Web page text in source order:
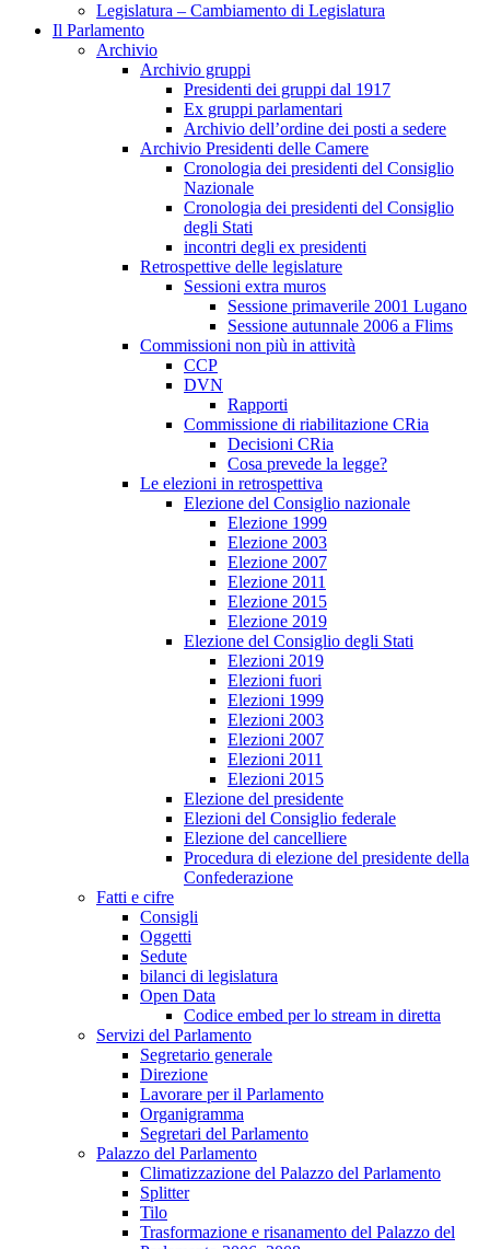
Legislatura – Cambiamento di Legislatura
Il Parlamento
Archivio
Archivio gruppi
Presidenti dei gruppi dal 1917
Ex gruppi parlamentari
Archivio dell’ordine dei posti a sedere
Archivio Presidenti delle Camere
Cronologia dei presidenti del Consiglio
Nazionale
Cronologia dei presidenti del Consiglio
degli Stati
incontri degli ex presidenti
Retrospettive delle legislature
Sessioni extra muros
Sessione primaverile 2001 Lugano
Sessione autunnale 2006 a Flims
Commissioni non più in attività
CCP
DVN
Rapporti
Commissione di riabilitazione CRia
Decisioni CRia
Cosa prevede la legge?
Le elezioni in retrospettiva
Elezione del Consiglio nazionale
Elezione 1999
Elezione 2003
Elezione 2007
Elezione 2011
Elezione 2015
Elezione 2019
Elezione del Consiglio degli Stati
Elezioni 2019
Elezioni fuori
Elezioni 1999
Elezioni 2003
Elezioni 2007
Elezioni 2011
Elezioni 2015
Elezione del presidente
Elezioni del Consiglio federale
Elezione del cancelliere
Procedura di elezione del presidente della
Confederazione
Fatti e cifre
Consigli
Oggetti
Sedute
bilanci di legislatura
Open Data
Codice embed per lo stream in diretta
Servizi del Parlamento
Segretario generale
Direzione
Lavorare per il Parlamento
Organigramma
Segretari del Parlamento
Palazzo del Parlamento
Climatizzazione del Palazzo del Parlamento
Splitter
Tilo
Trasformazione e risanamento del Palazzo del